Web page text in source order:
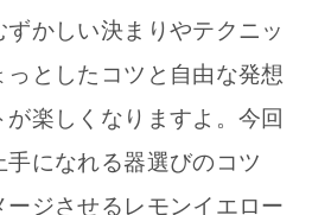
かしい決まりやテクニッ
としたコツと自由な発想
楽しくなりますよ。今回
になれる器選びのコツ
ージさせるレモンイエロー